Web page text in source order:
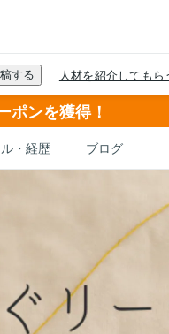
ポンを獲得！
・経歴 ブログ